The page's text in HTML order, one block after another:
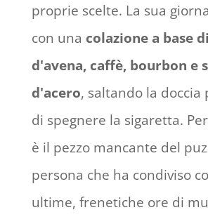
proprie scelte. La sua
con una colazione a base
d'avena, caffè, bourbon e
d'acero, saltando la doccia
di spegnere la sigaretta.
è il pezzo mancante del
persona che ha condiviso
ultime, frenetiche ore di